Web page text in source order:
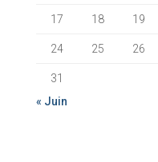
17 18 19
24 25 26
31
« Juin